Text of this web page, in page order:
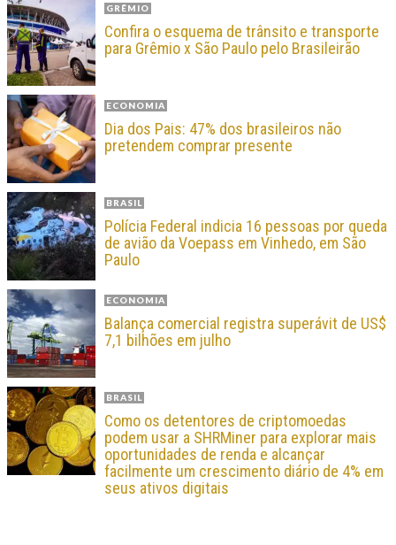
GRÊMIO
Confira o esquema de trânsito e transporte
para Grêmio x São Paulo pelo Brasileirão
ECONOMIA
Dia dos Pais: 47% dos brasileiros não
pretendem comprar presente
BRASIL
Polícia Federal indicia 16 pessoas por queda
de avião da Voepass em Vinhedo, em São
Paulo
ECONOMIA
Balança comercial registra superávit de US$
7,1 bilhões em julho
BRASIL
Como os detentores de criptomoedas
podem usar a SHRMiner para explorar mais
oportunidades de renda e alcançar
facilmente um crescimento diário de 4% em
seus ativos digitais